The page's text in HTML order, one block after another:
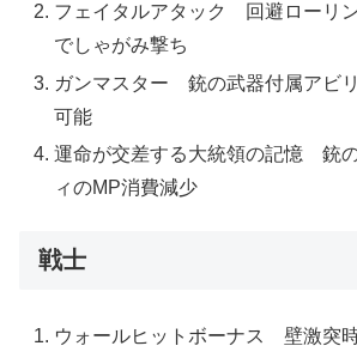
フェイタルアタック 回避ローリ
でしゃがみ撃ち
ガンマスター 銃の武器付属アビ
可能
運命が交差する大統領の記憶 銃
ィのMP消費減少
戦士
ウォールヒットボーナス 壁激突